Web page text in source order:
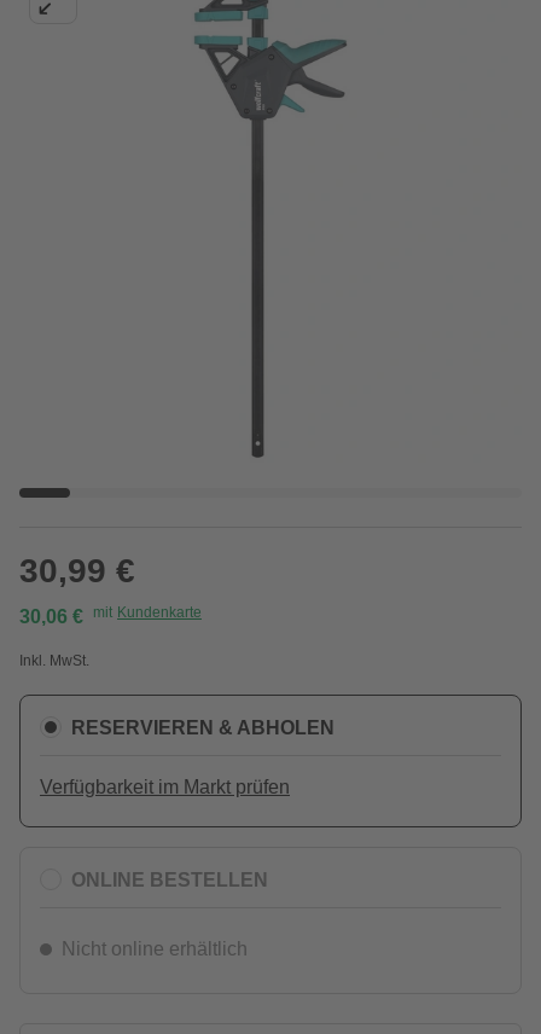
30,99 €
30,06 € mit Kundenkarte
Inkl. MwSt.
RESERVIEREN & ABHOLEN
Verfügbarkeit im Markt prüfen
ONLINE BESTELLEN
Nicht online erhältlich